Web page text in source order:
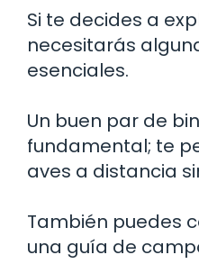
Si te decides a
necesitarás
esenciales.
Un buen par de
fundamental; te
aves a distancia
También puedes
una guía de